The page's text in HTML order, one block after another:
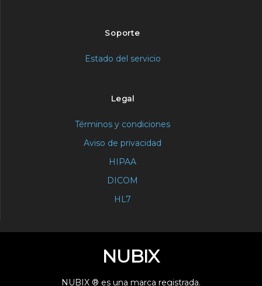
Soporte
Estado del servicio
Legal
Términos y condiciones
Aviso de privacidad
HIPAA
DICOM
HL7
NUBIX
NUBIX ® es una marca registrada.